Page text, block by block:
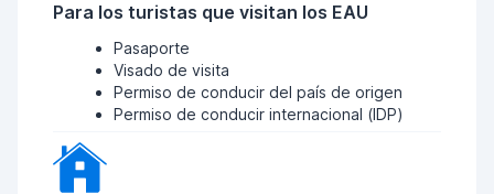
Para los turistas que visitan los EAU
Pasaporte
Visado de visita
Permiso de conducir del país de origen
Permiso de conducir internacional (IDP)